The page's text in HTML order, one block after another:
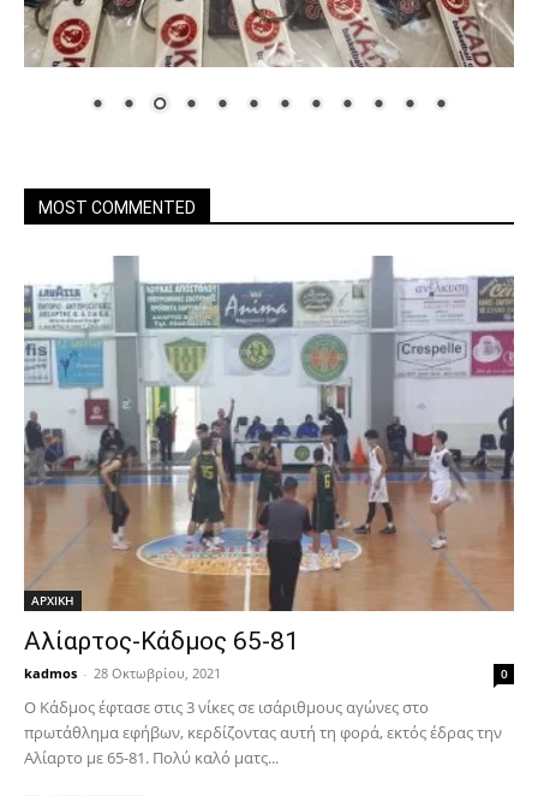
MOST COMMENTED
ΑΡΧΙΚΗ
Αλίαρτος-Κάδμος 65-81
kadmos - 28 Οκτωβρίου, 2021 0
Ο Κάδμος έφτασε στις 3 νίκες σε ισάριθμους αγώνες στο
πρωτάθλημα εφήβων, κερδίζοντας αυτή τη φορά, εκτός έδρας την
Αλίαρτο με 65-81. Πολύ καλό ματς...